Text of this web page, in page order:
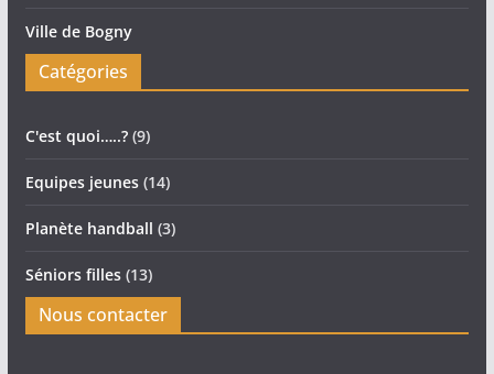
Ville de Bogny
Catégories
C'est quoi…..?(9)
Equipes jeunes(14)
Planète handball (3)
Séniors filles(13)
Nous contacter